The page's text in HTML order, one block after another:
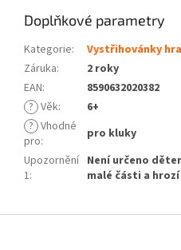
Doplňkové parametry
Kategorie:
Vystřihovánky
Záruka:
2 roky
EAN:
8590632020382
? Věk:
6+
? Vhodné
pro:
pro kluky
Upozornění
1:
Není určeno
malé části a